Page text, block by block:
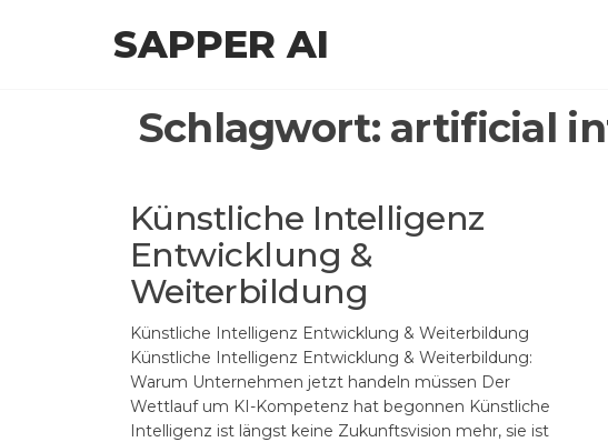
SAPPER AI
Schlagwort: artificial
Künstliche Intelligenz
Entwicklung &
Weiterbildung
Künstliche Intelligenz Entwicklung & Weiterbildung
Künstliche Intelligenz Entwicklung & Weiterbildung:
Warum Unternehmen jetzt handeln müssen Der
Wettlauf um KI-Kompetenz hat begonnen Künstliche
Intelligenz ist längst keine Zukunftsvision mehr, sie ist